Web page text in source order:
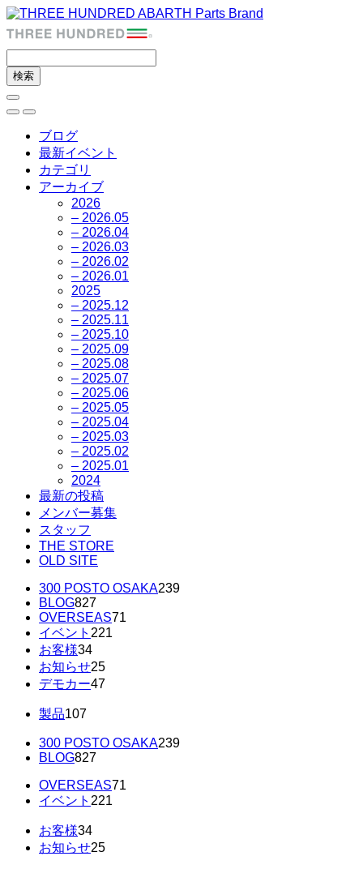
ブログ
最新イベント
カテゴリ
アーカイブ
2026
– 2026.05
– 2026.04
– 2026.03
– 2026.02
– 2026.01
2025
– 2025.12
– 2025.11
– 2025.10
– 2025.09
– 2025.08
– 2025.07
– 2025.06
– 2025.05
– 2025.04
– 2025.03
– 2025.02
– 2025.01
2024
最新の投稿
メンバー募集
スタッフ
THE STORE
OLD SITE
300 POSTO OSAKA239
BLOG827
OVERSEAS71
イベント 221
お客様34
お知らせ25
デモカー47
製品107
300 POSTO OSAKA239
BLOG827
OVERSEAS71
イベント 221
お客様34
お知らせ25